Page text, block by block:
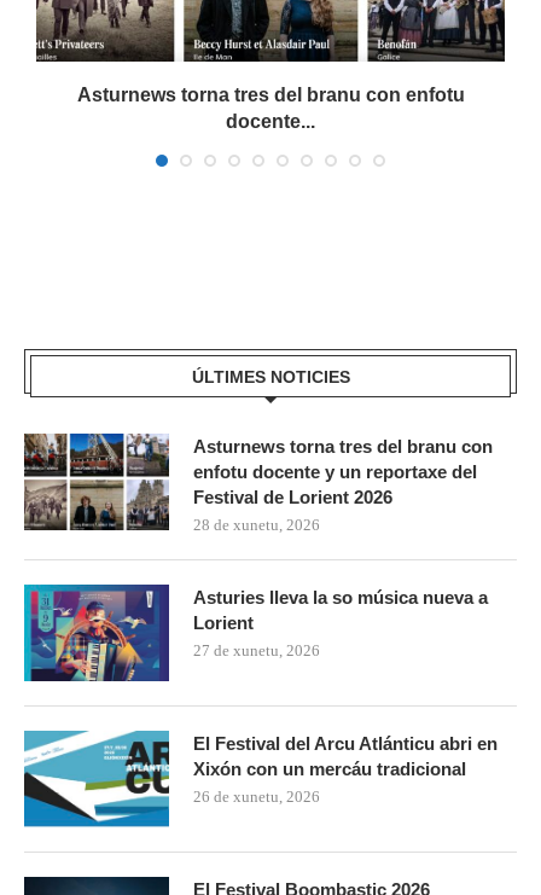
Asturnews torna tres del branu con enfotu
docente...
ÚLTIMES NOTICIES
Asturnews torna tres del branu con
enfotu docente y un reportaxe del
Festival de Lorient 2026
28 de xunetu, 2026
Asturies lleva la so música nueva a
Lorient
27 de xunetu, 2026
El Festival del Arcu Atlánticu abri en
Xixón con un mercáu tradicional
26 de xunetu, 2026
El Festival Boombastic 2026